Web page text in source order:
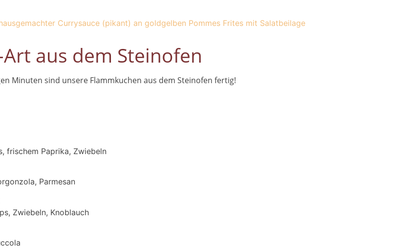
Currysauce (pikant) an goldgelben Pommes Frites mit Salatbeilage
aus dem Steinofen
Minuten sind unsere Flammkuchen aus dem Steinofen fertig!
frischem Paprika, Zwiebeln
Parmesan
Zwiebeln, Knoblauch